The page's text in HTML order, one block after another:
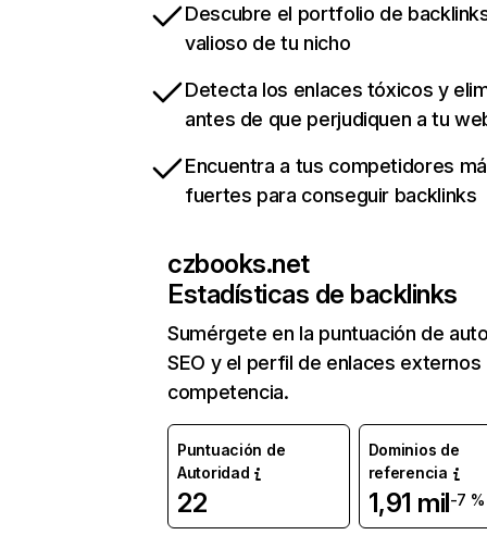
Descubre el portfolio de
valioso de tu nicho
Detecta los enlaces tóxicos y
antes de que perjudiquen a tu
Encuentra a tus competidores
fuertes para conseguir backlinks
czbooks.net
Estadísticas de backlinks
Sumérgete en la puntuación de
SEO y el perfil de enlaces externos
competencia.
Puntuación de
Autoridad
22
Dominios de
referencia
1,91 mil-7 %